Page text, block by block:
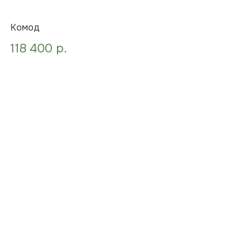
Комод
118 400 р.